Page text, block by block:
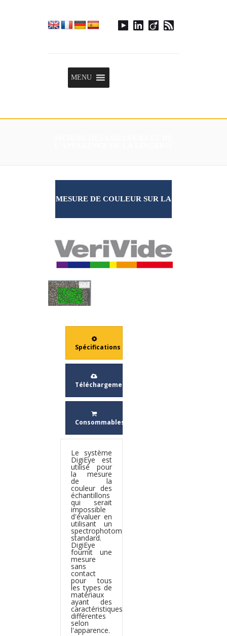
MENU
MESURE DE COULEUR SUR LA
Spécifications
Téléchargement
Consommables
Le système
DigiEye est
utilisé pour
la mesure
de la
couleur des
échantillons
qui serait
impossible
d'évaluer en
utilisant un
spectrophotomètre
standard.
DigiEye
fournit une
mesure
sans
contact
pour tous
les types de
matériaux
ayant des
caractéristiques
différentes
selon
l'apparence.